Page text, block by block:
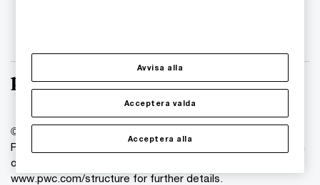
© 2018 - 2026 PwC. All rights reserved. PwC refers to the
PwC network and/or one or more of its member firms, each
of which is a separate legal entity. Please see
www.pwc.com/structure for further details.
Avvisa alla
Acceptera alla
Acceptera valda